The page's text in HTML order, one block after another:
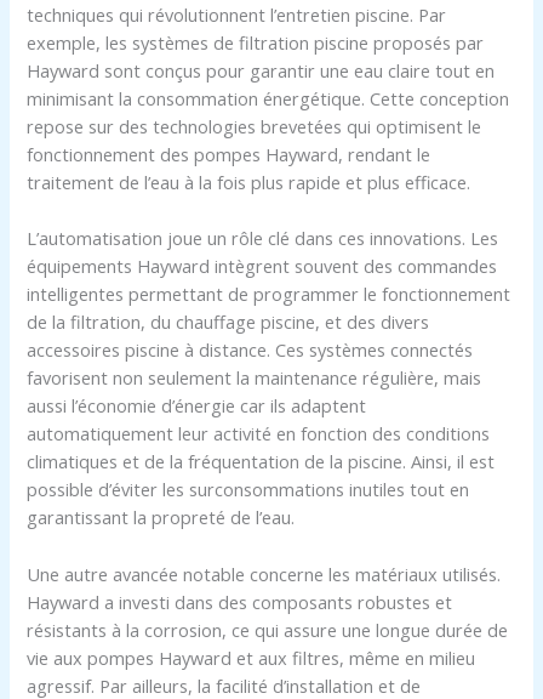
techniques qui révolutionnent l’entretien piscine. Par
exemple, les systèmes de filtration piscine proposés par
Hayward sont conçus pour garantir une eau claire tout en
minimisant la consommation énergétique. Cette conception
repose sur des technologies brevetées qui optimisent le
fonctionnement des pompes Hayward, rendant le
traitement de l’eau à la fois plus rapide et plus efficace.
L’automatisation joue un rôle clé dans ces innovations. Les
équipements Hayward intègrent souvent des commandes
intelligentes permettant de programmer le fonctionnement
de la filtration, du chauffage piscine, et des divers
accessoires piscine à distance. Ces systèmes connectés
favorisent non seulement la maintenance régulière, mais
aussi l’économie d’énergie car ils adaptent
automatiquement leur activité en fonction des conditions
climatiques et de la fréquentation de la piscine. Ainsi, il est
possible d’éviter les surconsommations inutiles tout en
garantissant la propreté de l’eau.
Une autre avancée notable concerne les matériaux utilisés.
Hayward a investi dans des composants robustes et
résistants à la corrosion, ce qui assure une longue durée de
vie aux pompes Hayward et aux filtres, même en milieu
agressif. Par ailleurs, la facilité d’installation et de